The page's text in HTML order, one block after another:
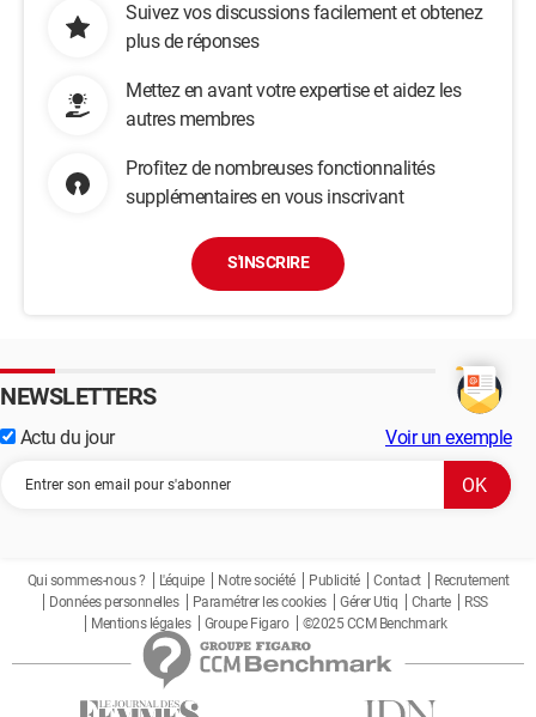
Suivez vos discussions facilement et obtenez
plus de réponses
Mettez en avant votre expertise et aidez les
autres membres
Profitez de nombreuses fonctionnalités
supplémentaires en vous inscrivant
S'INSCRIRE
NEWSLETTERS
Actu du jour Voir un exemple
Qui sommes-nous ? L'équipe Notre société Publicité Contact
Recrutement
Données personnelles
Paramétrer les cookies Gérer Utiq Charte
RSS
Mentions légales
Groupe Figaro ©2025 CCM Benchmark